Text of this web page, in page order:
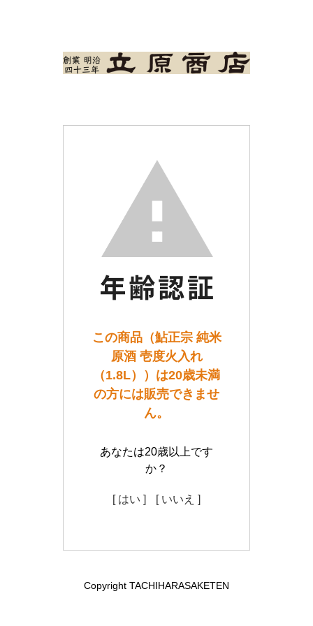
この商品（鮎正宗 純米
原酒 壱度火入れ
（1.8L））は20歳未満
の方には販売できませ
ん。
あなたは20歳以上です
か？
[ はい ] [ いいえ ]
Copyright TACHIHARASAKETEN